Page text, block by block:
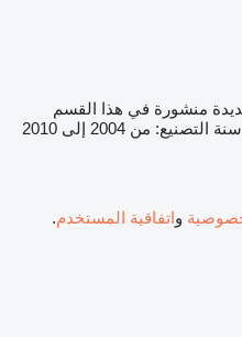
منشورة في هذا القسم
سنة التصنيع: من 2004 إلى 2010
واتفاقية المستخدم.